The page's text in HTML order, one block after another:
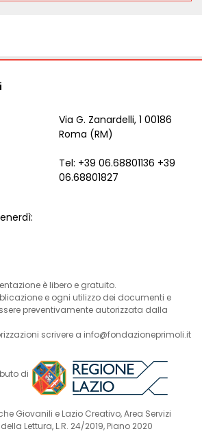
Via G. Zanardelli, 1 00186
Roma (RM)
Tel: +39 06.68801136 +39
06.68801827
è libero e gratuito.
e ogni utilizzo dei documenti e
preventivamente autorizzata dalla
scrivere a info@fondazioneprimoli.it
di
Giovanili e Lazio Creativo, Area Servizi
Lettura, L.R. 24/2019, Piano 2020